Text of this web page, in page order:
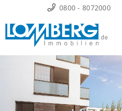
Inhalt
springen
0800 - 8072000